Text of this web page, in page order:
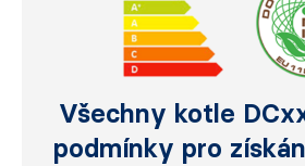
Všechny kotle
podmínky pro